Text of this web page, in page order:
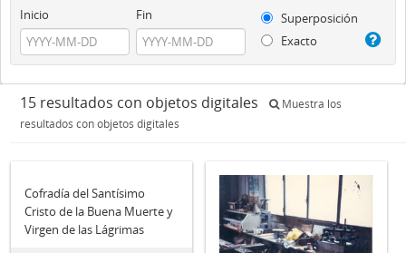
Inicio Fin
Superposición
Exacto
15 resultados con objetos digitales
Muestra los
resultados con objetos digitales
Cofradía del Santísimo
Cristo de la Buena Muerte y
Virgen de las Lágrimas